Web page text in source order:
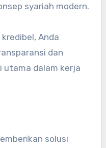
syariah modern.
Anda
dan
utama dalam kerja
solusi